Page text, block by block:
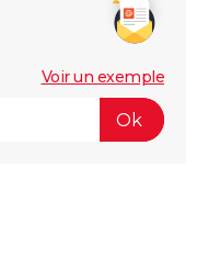
Voir un exemple